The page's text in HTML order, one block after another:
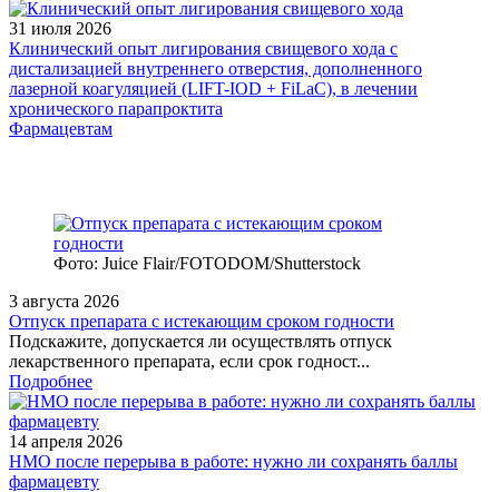
31 июля 2026
Клинический опыт лигирования свищевого хода с
дистализацией внутреннего отверстия, дополненного
лазерной коагуляцией (LIFT-IOD + FiLaC), в лечении
хронического парапроктита
Фармацевтам
Фото: Juice Flair/FOTODOM/Shutterstoсk
3 августа 2026
Отпуск препарата с истекающим сроком годности
Подскажите, допускается ли осуществлять отпуск
лекарственного препарата, если срок годност...
Подробнее
14 апреля 2026
НМО после перерыва в работе: нужно ли сохранять баллы
фармацевту